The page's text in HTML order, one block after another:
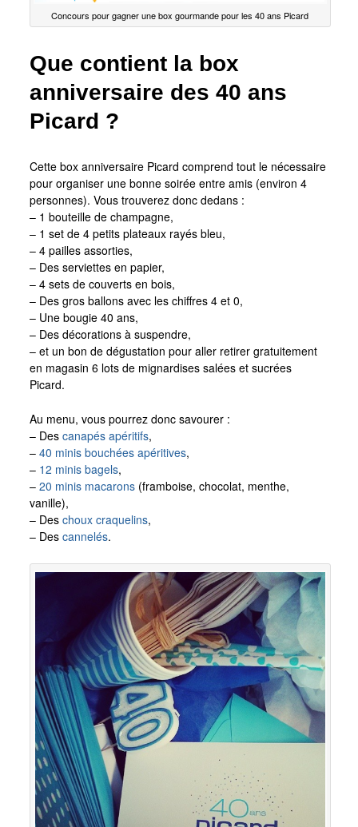
Concours pour gagner une box gourmande pour les 40 ans Picard
Que contient la box
anniversaire des 40 ans
Picard ?
Cette box anniversaire Picard comprend tout le nécessaire
pour organiser une bonne soirée entre amis (environ 4
personnes). Vous trouverez donc dedans :
– 1 bouteille de champagne,
– 1 set de 4 petits plateaux rayés bleu,
– 4 pailles assorties,
– Des serviettes en papier,
– 4 sets de couverts en bois,
– Des gros ballons avec les chiffres 4 et 0,
– Une bougie 40 ans,
– Des décorations à suspendre,
– et un bon de dégustation pour aller retirer gratuitement
en magasin 6 lots de mignardises salées et sucrées
Picard.
Au menu, vous pourrez donc savourer :
– Des canapés apéritifs,
– 40 minis bouchées apéritives,
– 12 minis bagels,
– 20 minis macarons(framboise, chocolat, menthe,
vanille),
– Des choux craquelins,
– Des cannelés.